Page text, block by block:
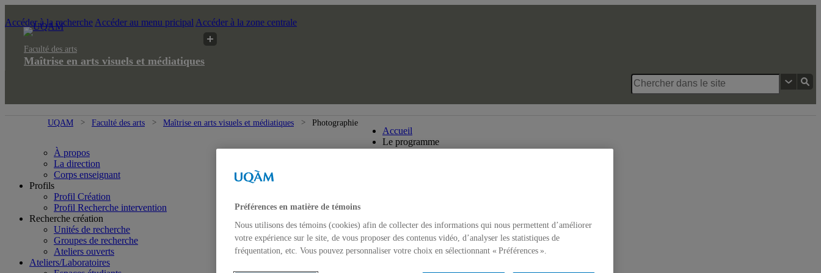
Accéder à la recherche Accéder au menu pricipal Accéder à la zone centrale
Faculté des arts
Maîtrise en arts visuels et médiatiques
UQAM Faculté des arts Maîtrise en arts visuels et médiatiques Photographie
Accueil
Le programme
À propos
La direction
Corps enseignant
Profils
Profil Création
Profil Recherche intervention
Recherche création
Unités de recherche
Groupes de recherche
Ateliers ouverts
Ateliers/Laboratoires
Préférences en matière de témoins
Nous utilisons des témoins (cookies) afin de collecter des informations qui nous permettent d’améliorer
votre expérience sur le site, de vous proposer des contenus vidéo, d’analyser les statistiques de
fréquentation, etc. Vous pouvez personnaliser votre choix en sélectionnant « Préférences ».